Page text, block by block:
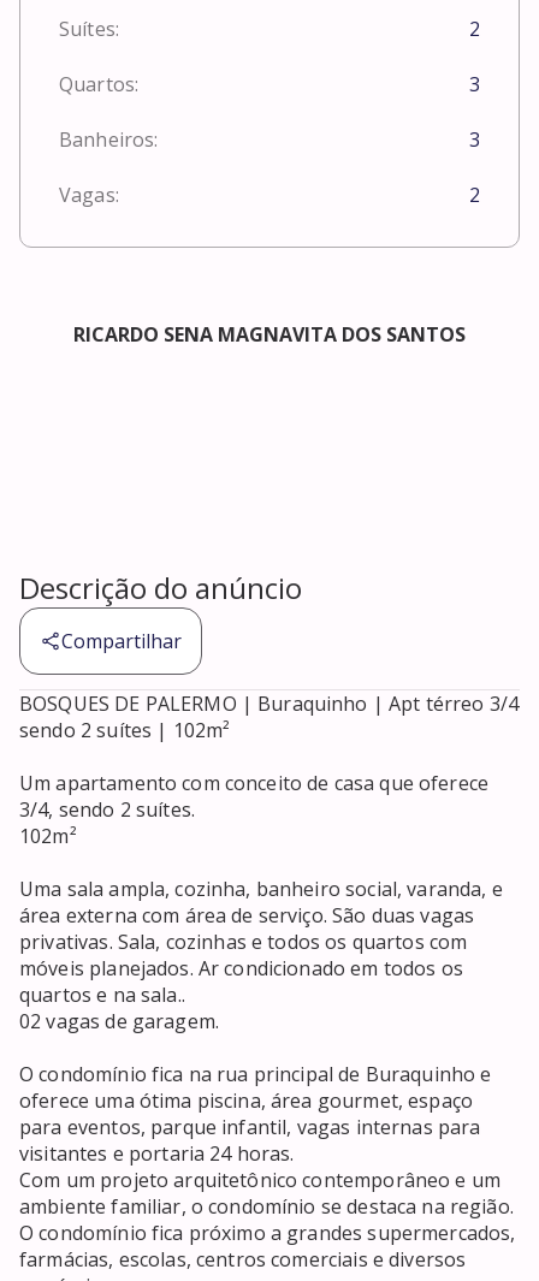
Suítes: 2
Quartos: 3
Banheiros: 3
Vagas: 2
RICARDO SENA MAGNAVITA DOS SANTOS
Descrição do anúncio
Compartilhar
BOSQUES DE PALERMO | Buraquinho | Apt térreo 3/4
sendo 2 suítes | 102m²
Um apartamento com conceito de casa que oferece
3/4, sendo 2 suítes.
102m²
Uma sala ampla, cozinha, banheiro social, varanda, e
área externa com área de serviço. São duas vagas
privativas. Sala, cozinhas e todos os quartos com
móveis planejados. Ar condicionado em todos os
quartos e na sala..
02 vagas de garagem.
O condomínio fica na rua principal de Buraquinho e
oferece uma ótima piscina, área gourmet, espaço
para eventos, parque infantil, vagas internas para
visitantes e portaria 24 horas.
Com um projeto arquitetônico contemporâneo e um
ambiente familiar, o condomínio se destaca na região.
O condomínio fica próximo a grandes supermercados,
farmácias, escolas, centros comerciais e diversos